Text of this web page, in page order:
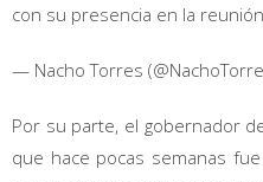
con su presencia en la
— Nacho Torres
Por su parte, el gobernador
que hace pocas semanas